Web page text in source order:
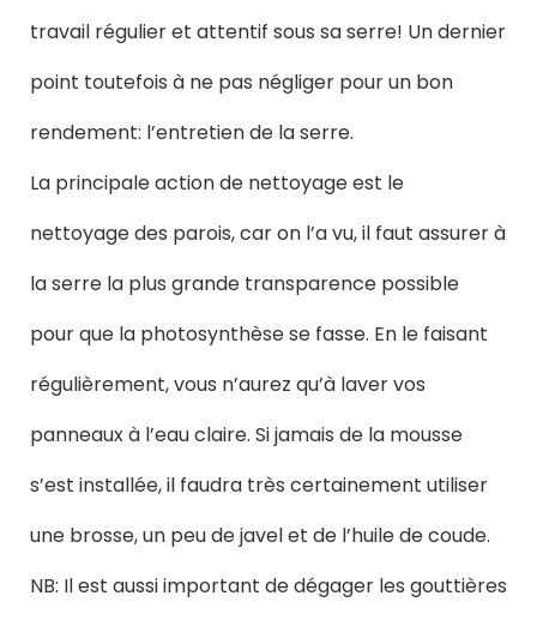
travail régulier et attentif sous sa serre! Un dernier
point toutefois à ne pas négliger pour un bon
rendement: l’entretien de la serre.
La principale action de nettoyage est le
nettoyage des parois, car on l’a vu, il faut assurer à
la serre la plus grande transparence possible
pour que la photosynthèse se fasse. En le faisant
régulièrement, vous n’aurez qu’à laver vos
panneaux à l’eau claire. Si jamais de la mousse
s’est installée, il faudra très certainement utiliser
une brosse, un peu de javel et de l’huile de coude.
NB: Il est aussi important de dégager les gouttières